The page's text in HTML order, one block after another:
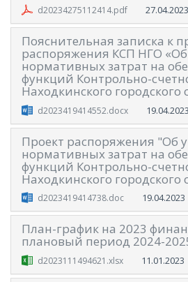
d20234275112414.pdf 27.04.2023
Пояснительная записка к
распоряжения КСП НГО
нормативных затрат на
функций Контрольно-
Находкинского городского
d2023419414552.docx 19.04.2023
Проект распоряжения "Об
нормативных затрат на
функций Контрольно-
Находкинского городского
d2023419414738.doc 19.04.2023
План-график на 2023
плановый период 2024-
d2023111494621.xlsx 11.01.2023